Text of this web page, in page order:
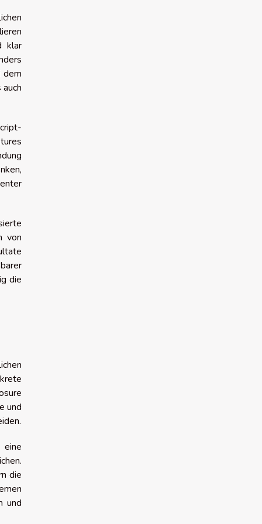
klar
dem
von
die
und
eine
die
und